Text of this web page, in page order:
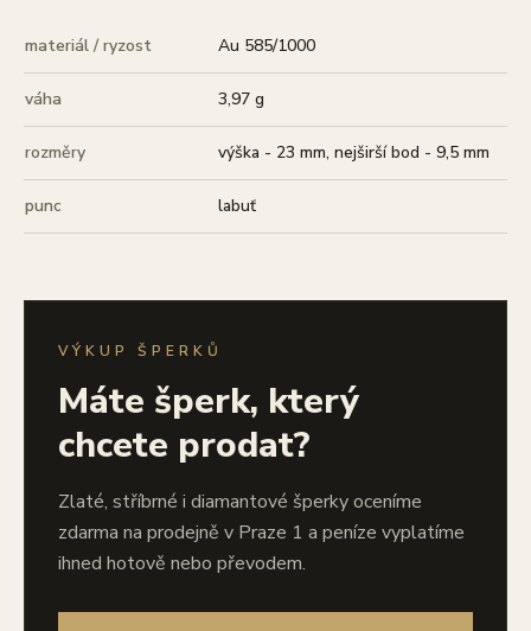
materiál / ryzost Au 585/1000
váha 3,97 g
rozměry výška - 23 mm, nejširší bod - 9,5 mm
punc labuť
VÝKUP ŠPERKŮ
Máte šperk, který
chcete prodat?
Zlaté, stříbrné i diamantové šperky oceníme
zdarma na prodejně v Praze 1 a peníze vyplatíme
ihned hotově nebo převodem.